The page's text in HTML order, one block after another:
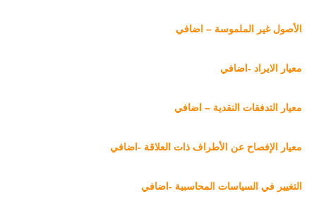
الأصول غير الملموسة – اضافي
معيار الايراد -اضافي
معيار التدفقات النقدية – اضافي
معيار الإفصاح عن الأطراف ذات العلاقة -اضافي
التغيير في السياسات المحاسبية -اضافي